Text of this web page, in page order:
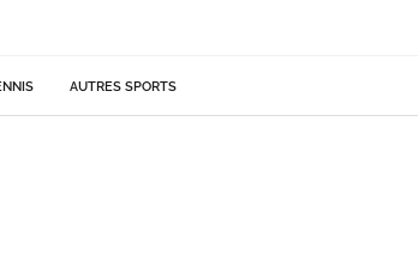
AUTRES SPORTS